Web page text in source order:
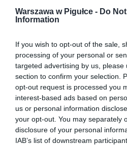
Warszawa w Pigułce - Do
Information
If you wish to opt-out of the sale,
processing of your personal or
targeted advertising by us, please
section to confirm your selection.
opt-out request is processed you
interest-based ads based on
us or personal information
your opt-out. You may separately
disclosure of your personal
IAB’s list of downstream